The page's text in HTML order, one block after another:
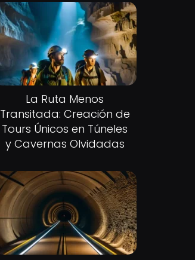
La Ruta Menos
Transitada: Creación de
Tours Únicos en Túneles
y Cavernas Olvidadas